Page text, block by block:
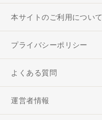
本サイトのご利用について
プライバシーポリシー
よくある質問
運営者情報